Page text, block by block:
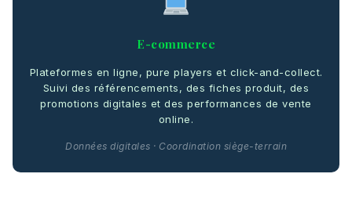
E-commerce
Plateformes en ligne, pure players et click-and-collect.
Suivi des référencements, des fiches produit, des
promotions digitales et des performances de vente
online.
Données digitales · Coordination siège-terrain